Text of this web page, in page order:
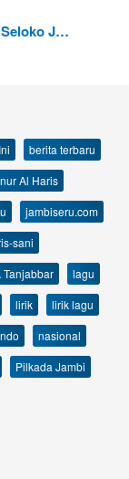
J…
berita terbaru
Al Haris
jambiseru.com
sani
Tanjabbar
lagu
lirik
lirik lagu
nasional
Pilkada Jambi